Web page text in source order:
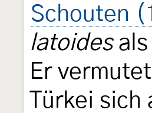
Schouten
latoidesals
Er
Türkei